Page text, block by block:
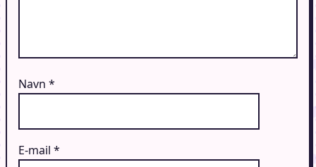
Navn *
E-mail *